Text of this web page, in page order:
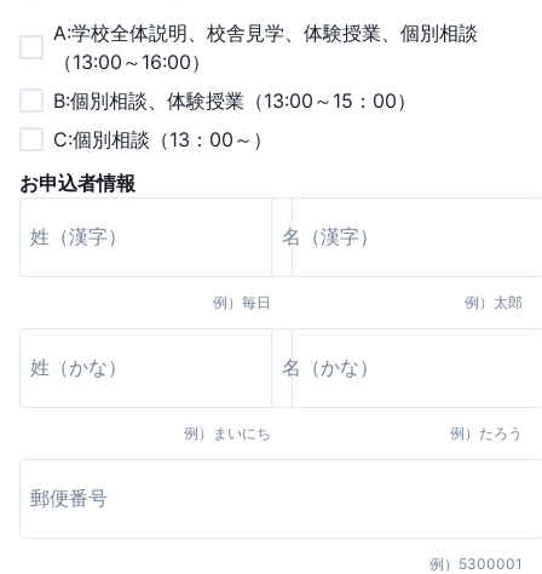
A:学校全体説明、校舎見学、体験授業、個別相談
（13:00～16:00）
B:個別相談、体験授業（13:00～15：00）
C:個別相談（13：00～）
お申込者情報
例） 毎日 例） 太郎
例） まいにち 例） たろう
例） 5300001